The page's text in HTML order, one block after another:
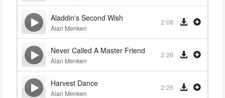
Aladdin's Second Wish
Alan Menken
2:08
Never Called A Master Friend
Alan Menken
2:26
Harvest Dance
Alan Menken
2:26